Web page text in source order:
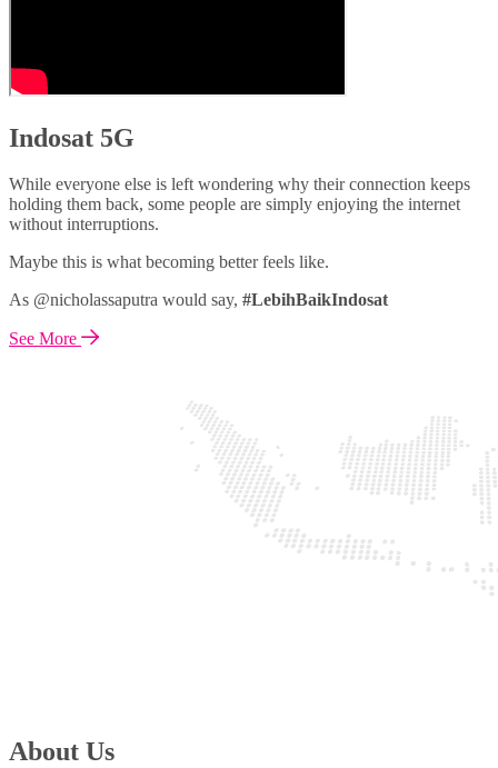
Indosat 5G
While everyone else is left wondering why their connection keeps
holding them back, some people are simply enjoying the internet
without interruptions.
Maybe this is what becoming better feels like.
As @nicholassaputra would say, #LebihBaikIndosat
See More
About Us